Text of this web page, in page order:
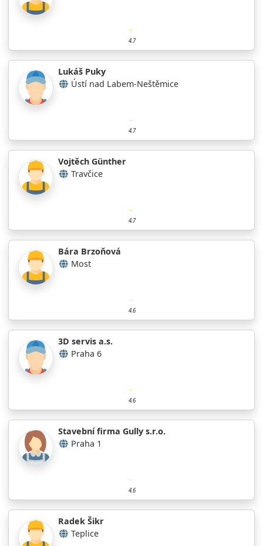
4.7
Lukáš Puky
Ústí nad Labem-Neštěmice
4.7
Vojtěch Günther
Travčice
4.7
Bára Brzoňová
Most
4.6
3D servis a.s.
Praha 6
4.6
Stavební firma Gully s.r.o.
Praha 1
4.6
Radek Šikr
Teplice